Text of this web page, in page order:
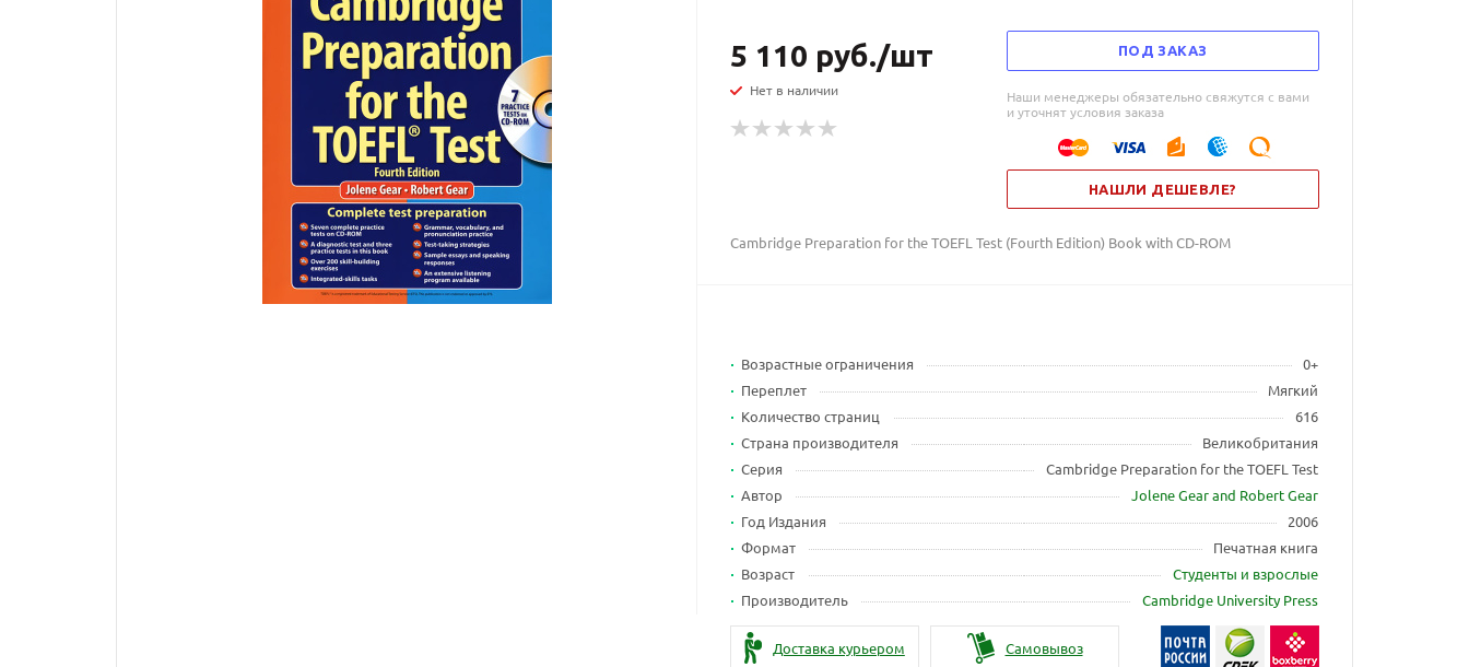
5 110 руб./шт
Нет в наличии
ПОД ЗАКАЗ
Наши менеджеры обязательно свяжутся с вами
и уточнят условия заказа
НАШЛИ ДЕШЕВЛЕ?
Cambridge Preparation for the TOEFL Test (Fourth Edition) Book with CD-ROM
Возрастные ограничения
0+
Переплет
Мягкий
Количество страниц
616
Страна производителя
Великобритания
Серия
Cambridge Preparation for the TOEFL Test
Автор
Jolene Gear and Robert Gear
Год Издания
2006
Формат
Печатная книга
Возраст
Студенты и взрослые
Производитель
Cambridge University Press
Доставка курьером Самовывоз